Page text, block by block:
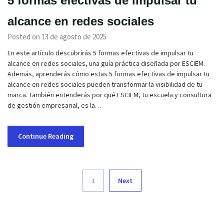
alcance en redes sociales
Posted on 13 de agosto de 2025
En este artículo descubrirás 5 formas efectivas de impulsar tu
alcance en redes sociales, una guía práctica diseñada por ESCIEM.
Además, aprenderás cómo estas 5 formas efectivas de impulsar tu
alcance en redes sociales pueden transformar la visibilidad de tu
marca. También entenderás por qué ESCIEM, tu escuela y consultora
de gestión empresarial, es la…
Continue Reading
1 Next